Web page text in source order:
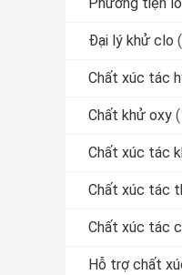
Đại lý khử clo
Chất xúc tác
Chất khử oxy
Chất xúc tác
Chất xúc tác
Chất xúc tác
Hỗ trợ chất